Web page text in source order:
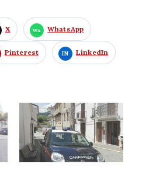
X WhatsApp
Pinterest LinkedIn